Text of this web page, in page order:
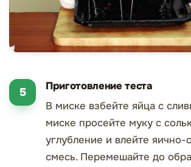
Приготовление теста
В миске взбейте яйца с
миске просейте муку с
углубление и влейте яично-
смесь. Перемешайте до